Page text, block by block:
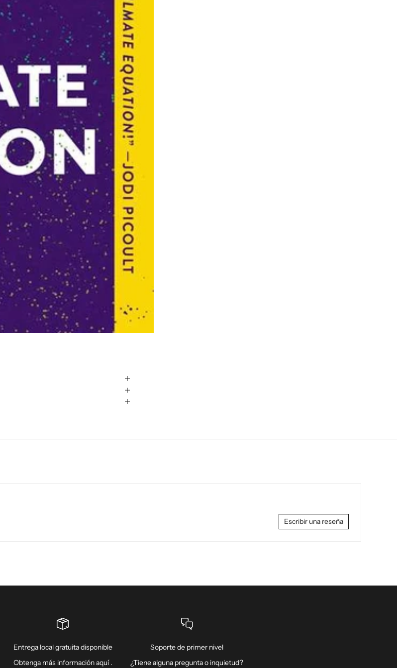
Escribir una reseña
Entrega local gratuita disponible
Obtenga más informaciónaquí.
Soporte de primer nivel
¿Tiene alguna pregunta o inquietud?